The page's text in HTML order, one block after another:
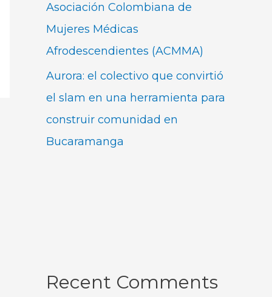
Asociación Colombiana de
Mujeres Médicas
Afrodescendientes (ACMMA)
Aurora: el colectivo que convirtió
el slam en una herramienta para
construir comunidad en
Bucaramanga
Recent Comments